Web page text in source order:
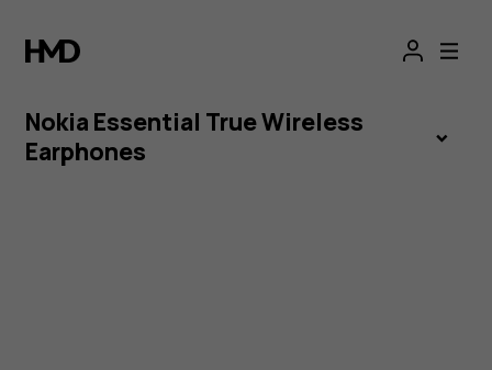
Nokia
Essential
True
Nokia Essential True Wireless
Earphones